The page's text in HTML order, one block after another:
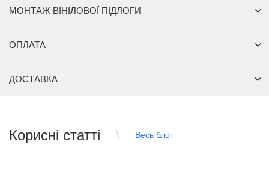
МОНТАЖ ВІНІЛОВОЇ ПІДЛОГИ
ОПЛАТА
ДОСТАВКА
Корисні статті Весь блог